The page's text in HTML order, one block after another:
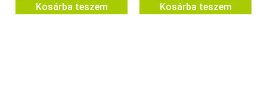
Kosárba teszem Kosárba teszem